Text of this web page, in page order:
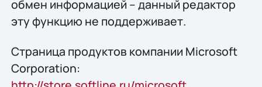
обмен информацией – данный редактор
эту функцию не поддерживает.
Страница продуктов компании Microsoft
Corporation: